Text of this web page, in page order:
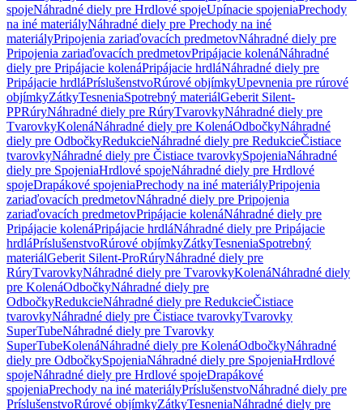
spojeNáhradné diely pre Hrdlové spojeUpínacie spojeniaPrechody
na iné materiályNáhradné diely pre Prechody na iné
materiályPripojenia zariaďovacích predmetovNáhradné diely pre
Pripojenia zariaďovacích predmetovPripájacie kolenáNáhradné
diely pre Pripájacie kolenáPripájacie hrdláNáhradné diely pre
Pripájacie hrdláPríslušenstvoRúrové objímkyUpevnenia pre rúrové
objímkyZátkyTesneniaSpotrebný materiálGeberit Silent-
PPRúryNáhradné diely pre RúryTvarovkyNáhradné diely pre
TvarovkyKolenáNáhradné diely pre KolenáOdbočkyNáhradné
diely pre OdbočkyRedukcieNáhradné diely pre RedukcieČistiace
tvarovkyNáhradné diely pre Čistiace tvarovkySpojeniaNáhradné
diely pre SpojeniaHrdlové spojeNáhradné diely pre Hrdlové
spojeDrapákové spojeniaPrechody na iné materiályPripojenia
zariaďovacích predmetovNáhradné diely pre Pripojenia
zariaďovacích predmetovPripájacie kolenáNáhradné diely pre
Pripájacie kolenáPripájacie hrdláNáhradné diely pre Pripájacie
hrdláPríslušenstvoRúrové objímkyZátkyTesneniaSpotrebný
materiálGeberit Silent-ProRúryNáhradné diely pre
RúryTvarovkyNáhradné diely pre TvarovkyKolenáNáhradné diely
pre KolenáOdbočkyNáhradné diely pre
OdbočkyRedukcieNáhradné diely pre RedukcieČistiace
tvarovkyNáhradné diely pre Čistiace tvarovkyTvarovky
SuperTubeNáhradné diely pre Tvarovky
SuperTubeKolenáNáhradné diely pre KolenáOdbočkyNáhradné
diely pre OdbočkySpojeniaNáhradné diely pre SpojeniaHrdlové
spojeNáhradné diely pre Hrdlové spojeDrapákové
spojeniaPrechody na iné materiályPríslušenstvoNáhradné diely pre
PríslušenstvoRúrové objímkyZátkyTesneniaNáhradné diely pre